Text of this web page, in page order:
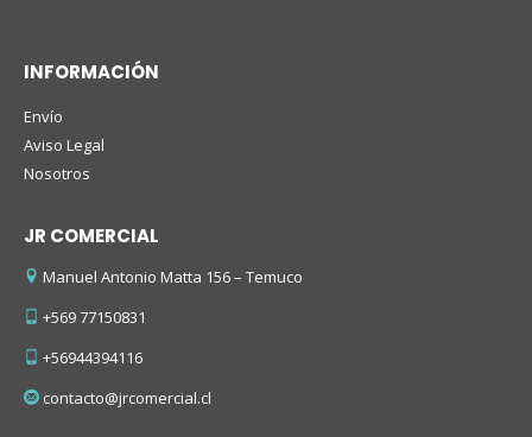
INFORMACIÓN
Envío
Aviso Legal
Nosotros
JR COMERCIAL
Manuel Antonio Matta 156 – Temuco
+569 77150831
+56944394116
contacto@jrcomercial.cl